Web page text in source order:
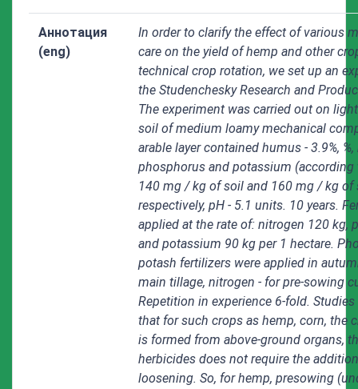
Аннотация
(eng)
In order to clarify the effect of various
care on the yield of hemp and other
technical crop rotation, we set up an
the Studenchesky Research and
The experiment was carried out on
soil of medium loamy mechanical
arable layer contained humus - 3.9%,
phosphorus and potassium (according
140 mg / kg of soil and 160 mg / kg of
respectively, pH - 5.1 units. 10 years.
applied at the rate of: nitrogen 120 kg,
and potassium 90 kg per 1 hectare.
potash fertilizers were applied in
main tillage, nitrogen - for pre-sowing
Repetition in experience 6-fold.
that for such crops as hemp, corn, the
is formed from above-ground organs,
herbicides does not require the
loosening. So, for hemp, presowing